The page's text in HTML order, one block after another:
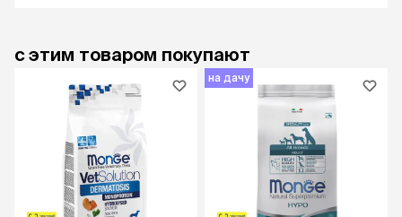
с этим товаром покупают
на дачу